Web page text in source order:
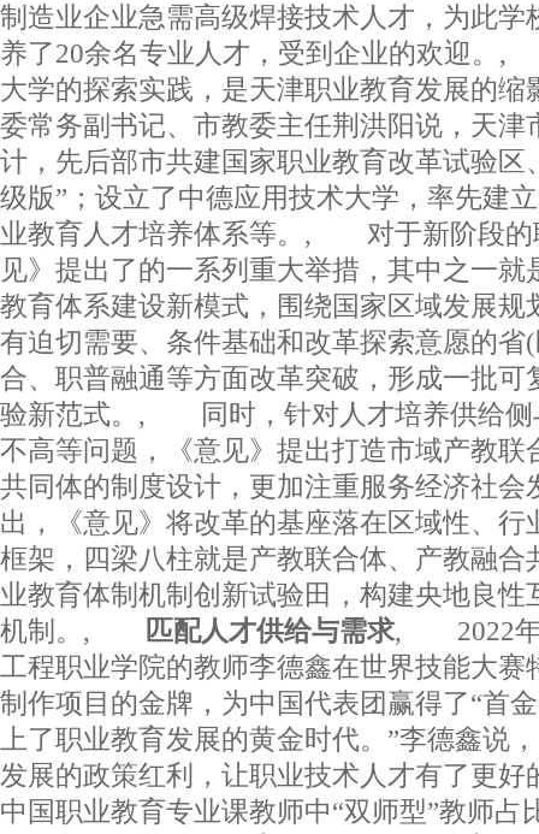
制造业企业急需高级焊接技术人才，为此学
养了20余名专业人才，受到企业的欢迎
大学的探索实践，是天津职业教育发展的缩
委常务副书记、市教委主任荆洪阳说，天津
计，先后部市共建国家职业教育改革试验区
级版”；设立了中德应用技术大学，率先建
业教育人才培养体系等。, 对于新阶段的
见》提出了的一系列重大举措，其中之一就
教育体系建设新模式，围绕国家区域发展规
有迫切需要、条件基础和改革探索意愿的省
合、职普融通等方面改革突破，形成一批可
验新范式。, 同时，针对人才培养供给侧
不高等问题，《意见》提出打造市域产教联
共同体的制度设计，更加注重服务经济
出，《意见》将改革的基座落在区域性、行
框架，四梁八柱就是产教联合体、产教融合
业教育体制机制创新试验田，构建央地良性
机制。,
匹配人才供给与需求, 2022年
工程职业学院的教师李德鑫在世界技能大赛
制作项目的金牌，为中国代表团赢得了“
上了职业教育发展的黄金时代。”李德鑫说
发展的政策红利，让职业技术人才有了
中国职业教育专业课教师中“双师型”教师占